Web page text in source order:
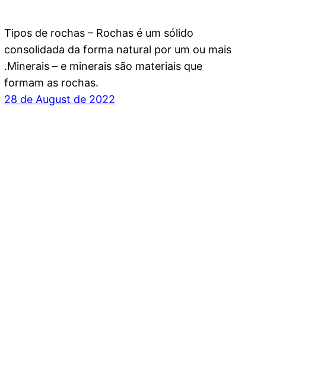
Tipos de rochas – Rochas é um sólido
consolidada da forma natural por um ou mais
.Minerais – e minerais são materiais que
formam as rochas.
28 de August de 2022